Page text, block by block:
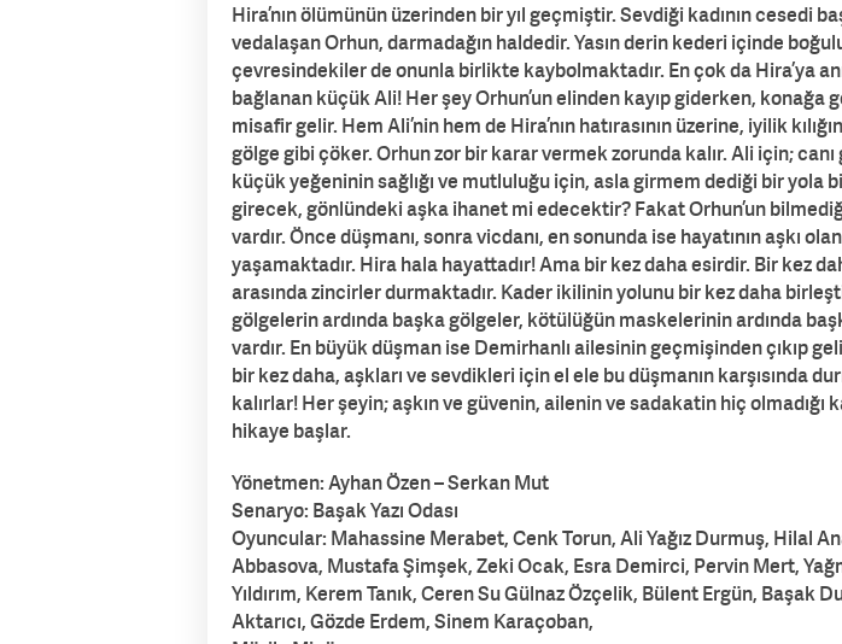
Hira’nın ölümünün üzerinden bir yıl geçmiştir. Sevdiği kadının cesedi
vedalaşan Orhun, darmadağın haldedir. Yasın derin kederi içinde
çevresindekiler de onunla birlikte kaybolmaktadır. En çok da Hira’ya
bağlanan küçük Ali! Her şey Orhun’un elinden kayıp giderken, konağa
misafir gelir. Hem Ali’nin hem de Hira’nın hatırasının üzerine, iyilik
gölge gibi çöker. Orhun zor bir karar vermek zorunda kalır. Ali için;
küçük yeğeninin sağlığı ve mutluluğu için, asla girmem dediği bir yola
girecek, gönlündeki aşka ihanet mi edecektir? Fakat Orhun’un
vardır. Önce düşmanı, sonra vicdanı, en sonunda ise hayatının aşkı
yaşamaktadır. Hira hala hayattadır! Ama bir kez daha esirdir. Bir kez
arasında zincirler durmaktadır. Kader ikilinin yolunu bir kez daha
gölgelerin ardında başka gölgeler, kötülüğün maskelerinin ardında
vardır. En büyük düşman ise Demirhanlı ailesinin geçmişinden çıkıp
bir kez daha, aşkları ve sevdikleri için el ele bu düşmanın karşısında
kalırlar! Her şeyin; aşkın ve güvenin, ailenin ve sadakatin hiç olmadığı
hikaye başlar.
Yönetmen: Ayhan Özen – Serkan Mut
Senaryo: Başak Yazı Odası
Oyuncular: Mahassine Merabet, Cenk Torun, Ali Yağız Durmuş, Hilal
Abbasova, Mustafa Şimşek, Zeki Ocak, Esra Demirci, Pervin Mert,
Yıldırım, Kerem Tanık, Ceren Su Gülnaz Özçelik, Bülent Ergün, Başak
Aktarıcı, Gözde Erdem, Sinem Karaçoban,